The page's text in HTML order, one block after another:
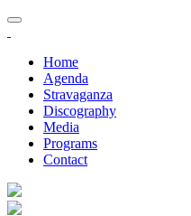
Home
Agenda
Stravaganza
Discography
Media
Programs
Contact